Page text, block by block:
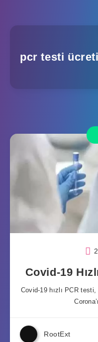
pcr testi
Covid-19
Covid-19 hızlı PCR
RootExt